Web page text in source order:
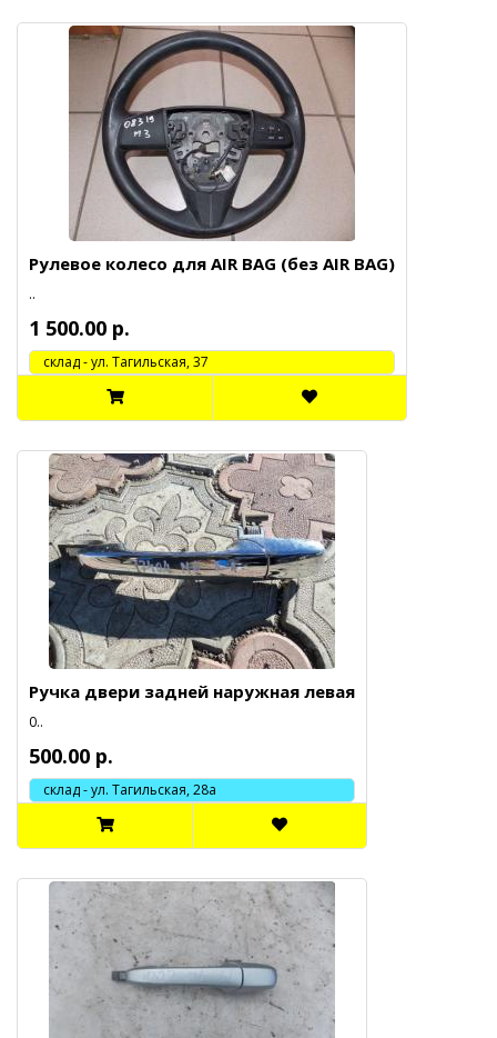
Рулевое колесо для AIR BAG (без AIR BAG)
..
1 500.00 р.
cклад - ул. Тагильская, 37
Ручка двери задней наружная левая
0..
500.00 р.
склад - ул. Тагильская, 28а